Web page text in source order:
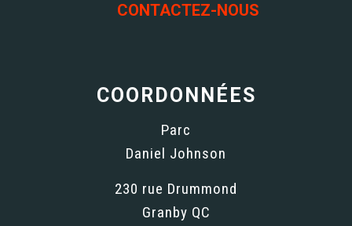
CONTACTEZ-NOUS
COORDONNÉES
Parc
Daniel Johnson
230 rue Drummond
Granby QC